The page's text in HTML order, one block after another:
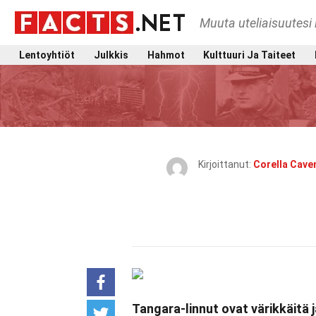
Muuta uteliaisuutesi
Lentoyhtiöt Julkkis Hahmot Kulttuuri Ja Taiteet
Kirjoittanut: Corella
Tangara-linnut ovat värikkäitä